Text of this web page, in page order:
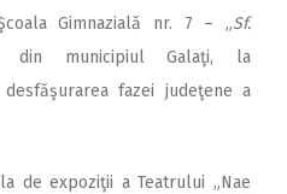
Gimnazială nr. 7 – „Sf.
din municipiul Galaţi, la
fazei judeţene a
de expoziţii a Teatrului „Nae